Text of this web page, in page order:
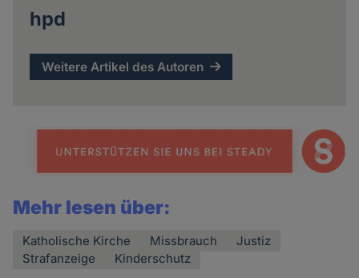
hpd
Weitere Artikel des Autoren
Mehr lesen über:
Katholische Kirche Missbrauch
Justiz
Strafanzeige
Kinderschutz